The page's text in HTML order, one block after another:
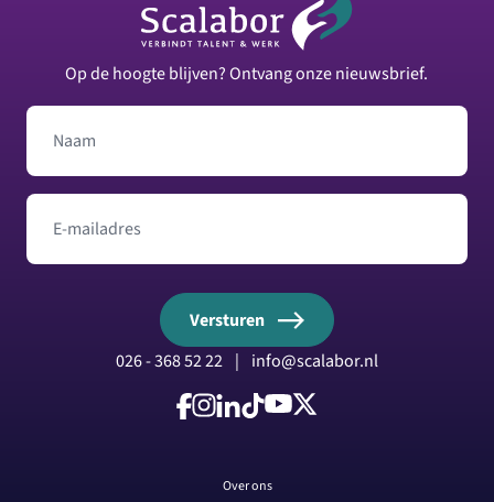
Op de hoogte blijven? Ontvang onze nieuwsbrief.
Naam
E-mailadres
Versturen
026 - 368 52 22 | info@scalabor.nl
Volg ons op Facebook
Volg ons op Instagram
Volg ons op LinkedIn
Volg ons op TikTok
Volg ons op YouTube
Over ons